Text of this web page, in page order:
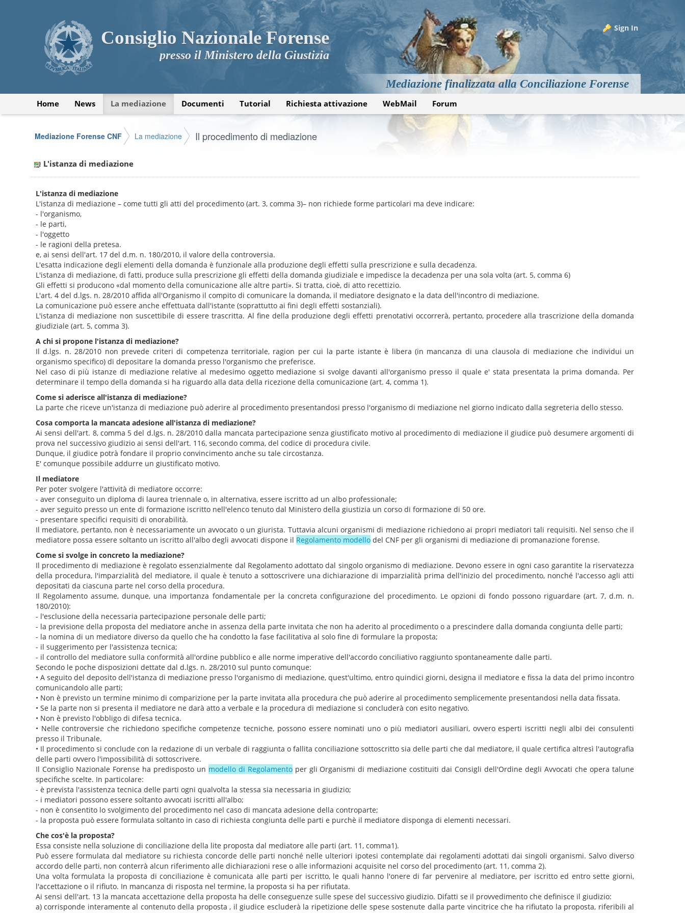
Consiglio Nazionale Forense
presso il Ministero della Giustizia
Sign In
Mediazione finalizzata alla Conciliazione Forense
Home News La mediazione Documenti Tutorial Richiesta attivazione WebMail Forum
Mediazione Forense CNF La mediazione Il procedimento di mediazione
L'istanza di mediazione
L'istanza di mediazione
L'istanza di mediazione – come tutti gli atti del procedimento (art. 3, comma 3)– non richiede forme particolari ma deve indicare:
- l'organismo,
- le parti,
- l'oggetto
- le ragioni della pretesa.
e, ai sensi dell'art. 17 del d.m. n. 180/2010, il valore della controversia.
L'esatta indicazione degli elementi della domanda è funzionale alla produzione degli effetti sulla prescrizione e sulla decadenza.
L'istanza di mediazione, di fatti, produce sulla prescrizione gli effetti della domanda giudiziale e impedisce la decadenza per una sola volta (art. 5, comma 6)
Gli effetti si producono «dal momento della comunicazione alle altre parti». Si tratta, cioè, di atto recettizio.
L'art. 4 del d.lgs. n. 28/2010 affida all'Organismo il compito di comunicare la domanda, il mediatore designato e la data dell'incontro di mediazione.
La comunicazione può essere anche effettuata dall'istante (soprattutto ai fini degli effetti sostanziali).
L'istanza di mediazione non suscettibile di essere trascritta. Al fine della produzione degli effetti prenotativi occorrerà, pertanto, procedere alla trascrizione della domanda
giudiziale (art. 5, comma 3).
A chi si propone l'istanza di mediazione?
Il d.lgs. n. 28/2010 non prevede criteri di competenza territoriale, ragion per cui la parte istante è libera (in mancanza di una clausola di mediazione che individui un
organismo specifico) di depositare la domanda presso l'organismo che preferisce.
Nel caso di più istanze di mediazione relative al medesimo oggetto mediazione si svolge davanti all'organismo presso il quale e' stata presentata la prima domanda. Per
determinare il tempo della domanda si ha riguardo alla data della ricezione della comunicazione (art. 4, comma 1).
Come si aderisce all'istanza di mediazione?
La parte che riceve un'istanza di mediazione può aderire al procedimento presentandosi presso l'organismo di mediazione nel giorno indicato dalla segreteria dello stesso.
Cosa comporta la mancata adesione all'istanza di mediazione?
Ai sensi dell'art. 8, comma 5 del d.lgs. n. 28/2010 dalla mancata partecipazione senza giustificato motivo al procedimento di mediazione il giudice può desumere argomenti di
prova nel successivo giudizio ai sensi dell'art. 116, secondo comma, del codice di procedura civile.
Dunque, il giudice potrà fondare il proprio convincimento anche su tale circostanza.
E' comunque possibile addurre un giustificato motivo.
Il mediatore
Per poter svolgere l'attività di mediatore occorre:
- aver conseguito un diploma di laurea triennale o, in alternativa, essere iscritto ad un albo professionale;
- aver seguito presso un ente di formazione iscritto nell'elenco tenuto dal Ministero della giustizia un corso di formazione di 50 ore.
- presentare specifici requisiti di onorabilità.
Il mediatore, pertanto, non è necessariamente un avvocato o un giurista. Tuttavia alcuni organismi di mediazione richiedono ai propri mediatori tali requisiti. Nel senso che il
mediatore possa essere soltanto un iscritto all'albo degli avvocati dispone il Regolamento modello del CNF per gli organismi di mediazione di promanazione forense.
Come si svolge in concreto la mediazione?
Il procedimento di mediazione è regolato essenzialmente dal Regolamento adottato dal singolo organismo di mediazione. Devono essere in ogni caso garantite la riservatezza
della procedura, l'imparzialità del mediatore, il quale è tenuto a sottoscrivere una dichiarazione di imparzialità prima dell'inizio del procedimento, nonché l'accesso agli atti
depositati da ciascuna parte nel corso della procedura.
Il Regolamento assume, dunque, una importanza fondamentale per la concreta configurazione del procedimento. Le opzioni di fondo possono riguardare (art. 7, d.m. n.
180/2010):
- l'esclusione della necessaria partecipazione personale delle parti;
- la previsione della proposta del mediatore anche in assenza della parte invitata che non ha aderito al procedimento o a prescindere dalla domanda congiunta delle parti;
- la nomina di un mediatore diverso da quello che ha condotto la fase facilitativa al solo fine di formulare la proposta;
- il suggerimento per l'assistenza tecnica;
- il controllo del mediatore sulla conformità all'ordine pubblico e alle norme imperative dell'accordo conciliativo raggiunto spontaneamente dalle parti.
Secondo le poche disposizioni dettate dal d.lgs. n. 28/2010 sul punto comunque:
• A seguito del deposito dell'istanza di mediazione presso l'organismo di mediazione, quest'ultimo, entro quindici giorni, designa il mediatore e fissa la data del primo incontro
comunicandolo alle parti;
• Non è previsto un termine minimo di comparizione per la parte invitata alla procedura che può aderire al procedimento semplicemente presentandosi nella data fissata.
• Se la parte non si presenta il mediatore ne darà atto a verbale e la procedura di mediazione si concluderà con esito negativo.
• Non è previsto l'obbligo di difesa tecnica.
• Nelle controversie che richiedono specifiche competenze tecniche, possono essere nominati uno o più mediatori ausiliari, ovvero esperti iscritti negli albi dei consulenti
presso il Tribunale.
• Il procedimento si conclude con la redazione di un verbale di raggiunta o fallita conciliazione sottoscritto sia delle parti che dal mediatore, il quale certifica altresì l'autografia
delle parti ovvero l'impossibilità di sottoscrivere.
Il Consiglio Nazionale Forense ha predisposto un modello di Regolamentoper gli Organismi di mediazione costituiti dai Consigli dell'Ordine degli Avvocati che opera talune
specifiche scelte. In particolare:
- è prevista l'assistenza tecnica delle parti ogni qualvolta la stessa sia necessaria in giudizio;
- i mediatori possono essere soltanto avvocati iscritti all'albo;
- non è consentito lo svolgimento del procedimento nel caso di mancata adesione della controparte;
- la proposta può essere formulata soltanto in caso di richiesta congiunta delle parti e purchè il mediatore disponga di elementi necessari.
Che cos'è la proposta?
Essa consiste nella soluzione di conciliazione della lite proposta dal mediatore alle parti (art. 11, comma1).
Può essere formulata dal mediatore su richiesta concorde delle parti nonché nelle ulteriori ipotesi contemplate dai regolamenti adottati dai singoli organismi. Salvo diverso
accordo delle parti, non conterrà alcun riferimento alle dichiarazioni rese o alle informazioni acquisite nel corso del procedimento (art. 11, comma 2).
Una volta formulata la proposta di conciliazione è comunicata alle parti per iscritto, le quali hanno l'onere di far pervenire al mediatore, per iscritto ed entro sette giorni,
l'accettazione o il rifiuto. In mancanza di risposta nel termine, la proposta si ha per rifiutata.
Ai sensi dell'art. 13 la mancata accettazione della proposta ha delle conseguenze sulle spese del successivo giudizio. Difatti se il provvedimento che definisce il giudizio:
a) corrisponde interamente al contenuto della proposta , il giudice escluderà la ripetizione delle spese sostenute dalla parte vincitrice che ha rifiutato la proposta, riferibili al